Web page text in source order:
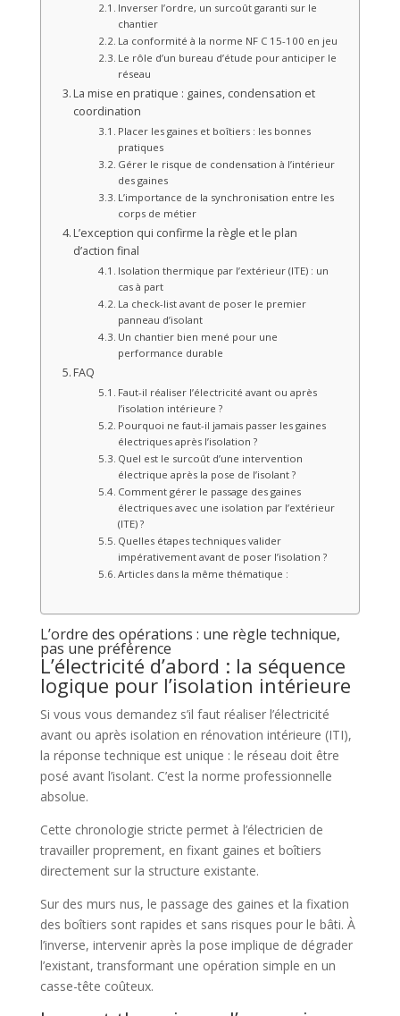
Inverser l’ordre, un surcoût garanti sur le
chantier
La conformité à la norme NF C 15-100 en jeu
Le rôle d’un bureau d’étude pour anticiper le
réseau
La mise en pratique : gaines, condensation et
coordination
Placer les gaines et boîtiers : les bonnes
pratiques
Gérer le risque de condensation à l’intérieur
des gaines
L’importance de la synchronisation entre les
corps de métier
L’exception qui confirme la règle et le plan
d’action final
Isolation thermique par l’extérieur (ITE) : un
cas à part
La check-list avant de poser le premier
panneau d’isolant
Un chantier bien mené pour une
performance durable
FAQ
Faut-il réaliser l’électricité avant ou après
l’isolation intérieure ?
Pourquoi ne faut-il jamais passer les gaines
électriques après l’isolation ?
Quel est le surcoût d’une intervention
électrique après la pose de l’isolant ?
Comment gérer le passage des gaines
électriques avec une isolation par l’extérieur
(ITE) ?
Quelles étapes techniques valider
impérativement avant de poser l’isolation ?
Articles dans la même thématique :
L’ordre des opérations : une règle technique,
pas une préférence
L’électricité d’abord : la séquence
logique pour l’isolation intérieure
Si vous vous demandez s’il faut réaliser l’électricité
avant ou après isolation en rénovation intérieure (ITI),
la réponse technique est unique : le réseau doit être
posé avant l’isolant. C’est la norme professionnelle
absolue.
Cette chronologie stricte permet à l’électricien de
travailler proprement, en fixant gaines et boîtiers
directement sur la structure existante.
Sur des murs nus, le passage des gaines et la fixation
des boîtiers sont rapides et sans risques pour le bâti. À
l’inverse, intervenir après la pose implique de dégrader
l’existant, transformant une opération simple en un
casse-tête coûteux.